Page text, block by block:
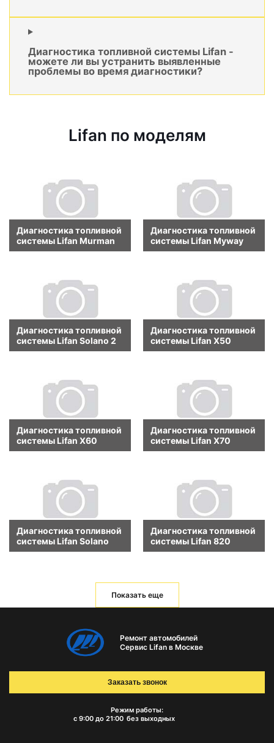
Диагностика топливной системы Lifan -
можете ли вы устранить выявленные
проблемы во время диагностики?
Lifan по моделям
Диагностика топливной
системы Lifan Murman
Диагностика топливной
системы Lifan Myway
Диагностика топливной
системы Lifan Solano 2
Диагностика топливной
системы Lifan X50
Диагностика топливной
системы Lifan X60
Диагностика топливной
системы Lifan X70
Диагностика топливной
системы Lifan Solano
Диагностика топливной
системы Lifan 820
Показать еще
Ремонт автомобилей
Сервис Lifan в Москве
Режим работы:
с 9:00 до 21:00 без выходных
Заказать звонок